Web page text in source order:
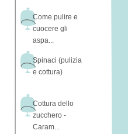
Come pulire e
cuocere gli
aspa...
Spinaci (pulizia
e cottura)
Cottura dello
zucchero -
Caram...